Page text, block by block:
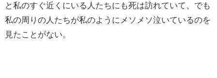
と私のすぐ近くにいる人たちにも死は訪れていて、でも
私の周りの人たちが私のようにメソメソ泣いているのを
見たことがない。